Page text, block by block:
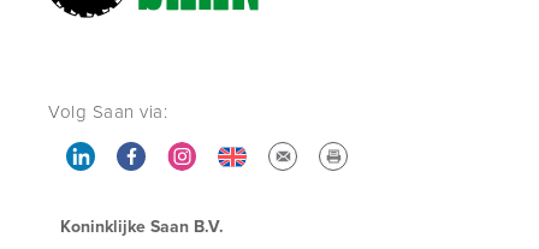
Volg Saan via:
Koninklijke Saan B.V.